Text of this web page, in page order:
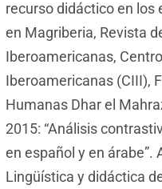
recurso didáctico en los
en Magriberia, Revista
Iberoamericanas,
Iberoamericanas (CIII),
Humanas Dhar el
2015: “Análisis
en español y en árabe”.
Lingüística y didáctica